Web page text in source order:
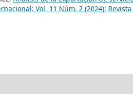
Vol. 11 Núm. 2 (2024):